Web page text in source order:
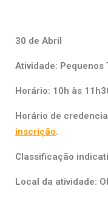
30 de Abril
Atividade: Pequenos
Horário: 10h às
Horário de
inscrição.
Classificação
Local da atividade: